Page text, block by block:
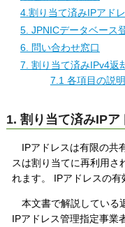
4.割り当て済みIPアド
5. JPNICデータベース
6. 問い合わせ窓口
7. 割り当て済みIPv4返
7.1 各項目の説明
1. 割り当て済みIPア
IPアドレスは有限の共
スは割り当てに再利用さ
れます。 IPアドレスの有
本文書で解説している
IPアドレス管理指定事業